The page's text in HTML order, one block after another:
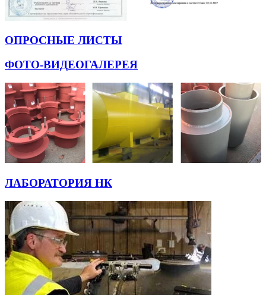
ОПРОСНЫЕ ЛИСТЫ
ФОТО-ВИДЕОГАЛЕРЕЯ
ЛАБОРАТОРИЯ НК